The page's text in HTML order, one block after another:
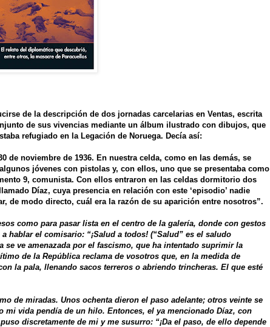
de la descripción de dos jornadas carcelarias en Ventas, escrita
de sus vivencias mediante un álbum ilustrado con dibujos, que
refugiado en la Legación de Noruega. Decía así:
de noviembre de 1936. En nuestra celda, como en las demás, se
jóvenes con pistolas y, con ellos, uno que se presentaba como
9, comunista. Con ellos entraron en las celdas dormitorio dos
Díaz, cuya presencia en relación con este ‘episodio’ nadie
de modo directo, cuál era la razón de su aparición entre nosotros”.
como para pasar lista en el centro de la galería, donde con gestos
hablar el comisario: “¡Salud a todos! (“Salud” es el saludo
ve amenazada por el fascismo, que ha intentado suprimir la
de la República reclama de vosotros que, en la medida de
la pala, llenando sacos terreros o abriendo trincheras. El que esté
de miradas. Unos ochenta dieron el paso adelante; otros veinte se
mi vida pendía de un hilo. Entonces, el ya mencionado Díaz, con
discretamente de mi y me susurro: “¡Da el paso, de ello depende